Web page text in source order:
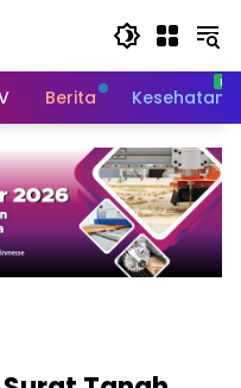
Berita Kesehatan